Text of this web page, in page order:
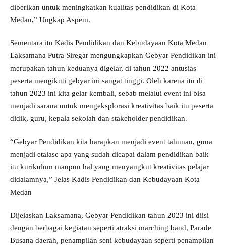
diberikan untuk meningkatkan kualitas pendidikan di Kota
Medan,” Ungkap Aspem.
Sementara itu Kadis Pendidikan dan Kebudayaan Kota Medan
Laksamana Putra Siregar mengungkapkan Gebyar Pendidikan ini
merupakan tahun keduanya digelar, di tahun 2022 antusias
peserta mengikuti gebyar ini sangat tinggi. Oleh karena itu di
tahun 2023 ini kita gelar kembali, sebab melalui event ini bisa
menjadi sarana untuk mengeksplorasi kreativitas baik itu peserta
didik, guru, kepala sekolah dan stakeholder pendidikan.
“Gebyar Pendidikan kita harapkan menjadi event tahunan, guna
menjadi etalase apa yang sudah dicapai dalam pendidikan baik
itu kurikulum maupun hal yang menyangkut kreativitas pelajar
didalamnya,” Jelas Kadis Pendidikan dan Kebudayaan Kota
Medan
Dijelaskan Laksamana, Gebyar Pendidikan tahun 2023 ini diisi
dengan berbagai kegiatan seperti atraksi marching band, Parade
Busana daerah, penampilan seni kebudayaan seperti penampilan